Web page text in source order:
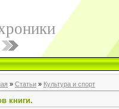
» Статьи » Культура и спорт
книги.